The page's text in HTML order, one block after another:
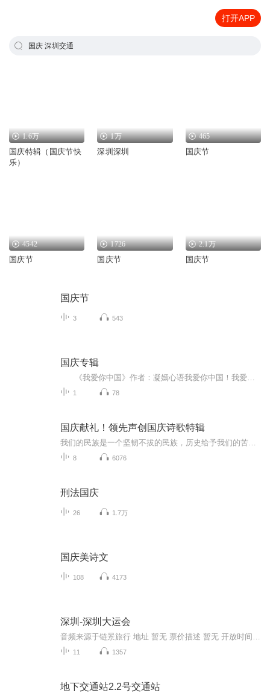
打开APP
国庆 深圳交通
1.6万
国庆特辑（国庆节快
乐）
1万
深圳深圳
465
国庆节
4542
国庆节
1726
国庆节
2.1万
国庆节
国庆节
3 543
国庆专辑
1 78
国庆献礼！领先声创国庆诗歌特辑
8 6076
刑法国庆
26 1.7万
国庆美诗文
108 4173
深圳-深圳大运会
11 1357
地下交通站2.2号交通站